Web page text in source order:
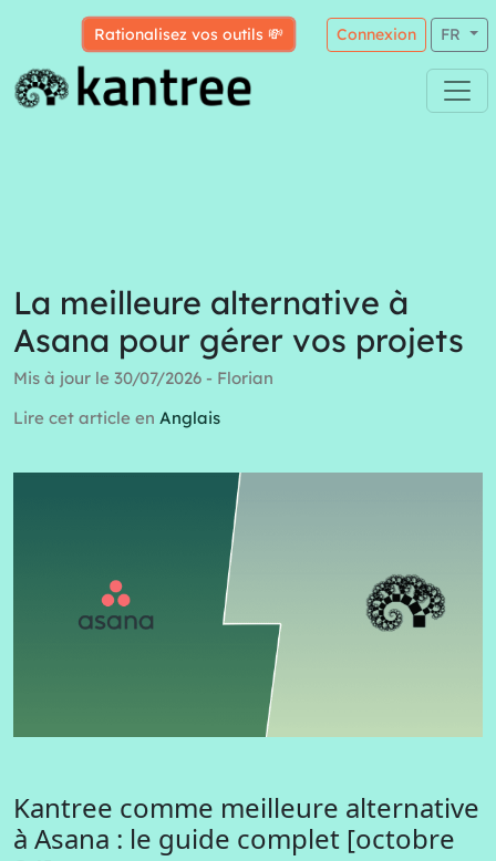
Rationalisez vos outils 💸 Connexion FR
La meilleure alternative à
Asana pour gérer vos projets
Mis à jour le 30/07/2026 - Florian
Lire cet article en Anglais
Kantree comme meilleure alternative
à Asana : le guide complet [octobre